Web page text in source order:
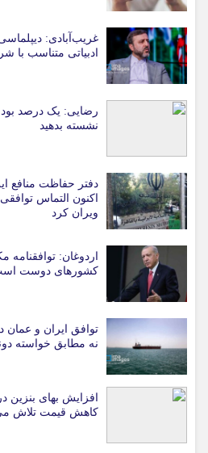
غریب‌آبادی:
ادبیاتی متناسب با
رضایی: یک درصد
نشسته بدهید
دفتر حفاظت منافع
اکنون التماس
ویران کرد
اردوغان:
کشورهای دوست
توافق ایران و
نه مطابق خواسته
افزایش بهای بنزین
کاهش قیمت تلاش